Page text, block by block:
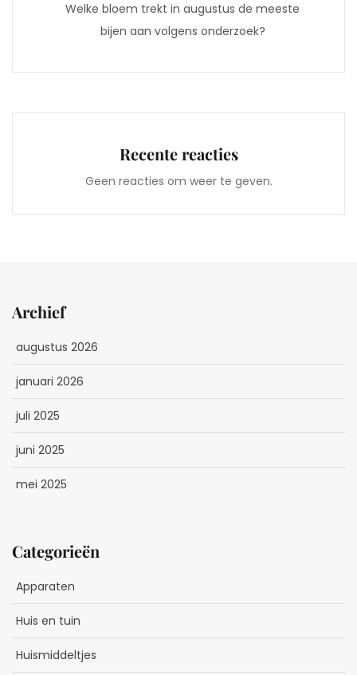
Welke bloem trekt in augustus de meeste
bijen aan volgens onderzoek?
Recente reacties
Geen reacties om weer te geven.
Archief
augustus 2026
januari 2026
juli 2025
juni 2025
mei 2025
Categorieën
Apparaten
Huis en tuin
Huismiddeltjes